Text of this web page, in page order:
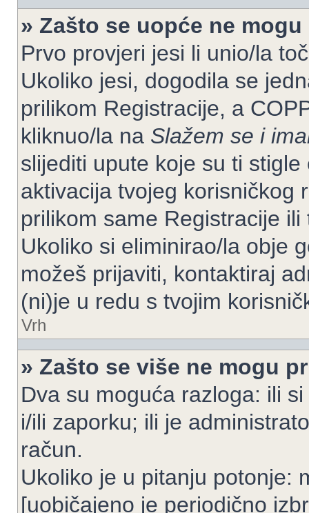
» Zašto se uopće ne
Prvo provjeri jesi li unio/la
Ukoliko jesi, dogodila se
prilikom Registracije, a
kliknuo/la na Slažem se i
slijediti upute koje su ti
aktivacija tvojeg korisničkog
prilikom same Registracije
Ukoliko si eliminirao/la obje
možeš prijaviti, kontaktiraj
(ni)je u redu s tvojim
Vrh
» Zašto se više ne mogu
Dva su moguća razloga: ili
i/ili zaporku; ili je
račun.
Ukoliko je u pitanju potonje:
[uobičajeno je periodično